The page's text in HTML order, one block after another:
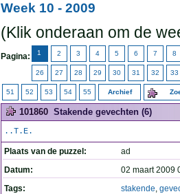
Week 10 - 2009
(Klik onderaan om de
Pagina: 1 2 3 4 5 6 7 8
26 27 28 29 30 31 32 33
51 52 53 54 55 Archief
101860 Stakende gevechten (6)
..T.E.
Plaats van de puzzel:
ad
Datum:
02 maart 2009
Tags:
stakende,